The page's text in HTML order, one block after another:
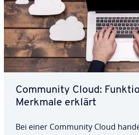
Community Cloud:
Merkmale erklärt
Bei einer Community Cloud